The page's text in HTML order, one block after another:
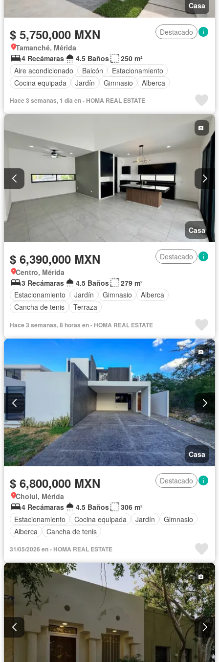
Casa
$ 5,750,000 MXN
Destacado
Tamanché, Mérida
4 Recámaras
4.5 Baños
250 m²
Aire acondicionado
Balcón
Estacionamiento
Cocina equipada
Jardín Gimnasio Alberca
Hace 3 semanas, 1 día en - HOMA REAL ESTATE
Casa
$ 6,390,000 MXN
Destacado
Centro, Mérida
3 Recámaras
4.5 Baños
279 m²
Estacionamiento
Jardín Gimnasio
Alberca
Cancha de tenis
Terraza
Hace 3 semanas, 8 horas en - HOMA REAL ESTATE
Casa
$ 6,800,000 MXN
Destacado
Cholul, Mérida
4 Recámaras
4.5 Baños
306 m²
Estacionamiento
Cocina equipada Jardín
Gimnasio
Alberca
Cancha de tenis
31/05/2026 en - HOMA REAL ESTATE